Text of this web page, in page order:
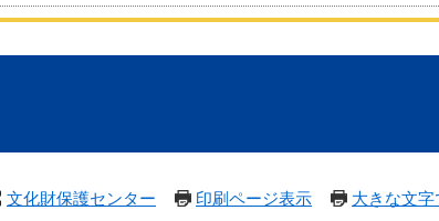
文化財保護センター 印刷ページ表示 大きな文